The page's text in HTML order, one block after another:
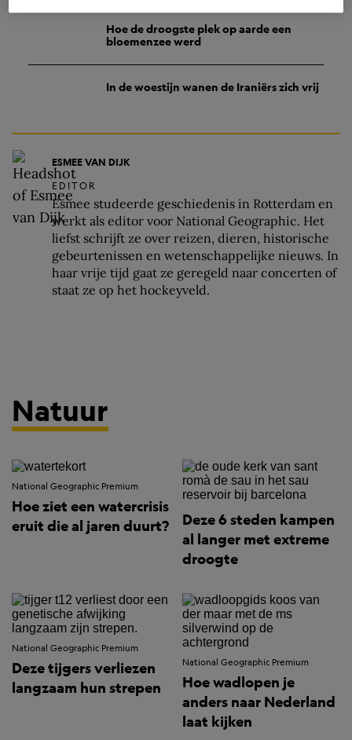
Hoe de droogste plek op aarde een
bloemenzee werd
In de woestijn wanen de Iraniërs zich vrij
ESMEE VAN DIJK
EDITOR
Esmee studeerde geschiedenis in Rotterdam en
werkt als editor voor National Geographic. Het
liefst schrijft ze over reizen, dieren, historische
gebeurtenissen en wetenschappelijke nieuws. In
haar vrije tijd gaat ze geregeld naar concerten of
staat ze op het hockeyveld.
Natuur
National Geographic Premium
Hoe ziet een watercrisis
eruit die al jaren duurt?
Deze 6 steden kampen
al langer met extreme
droogte
National Geographic Premium
Deze tijgers verliezen
langzaam hun strepen
National Geographic Premium
Hoe wadlopen je
anders naar Nederland
laat kijken